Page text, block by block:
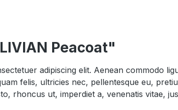
Peacoat"
adipiscing elit. Aenean commodo
felis, ultricies nec, pellentesque eu,
rhoncus ut, imperdiet a, venenatis vitae,